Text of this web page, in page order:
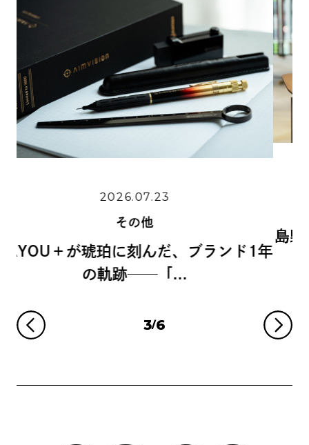
ド1年
島野真希さんに学ぶ、手書きの魅力と
リグラフィーの世...
3/6